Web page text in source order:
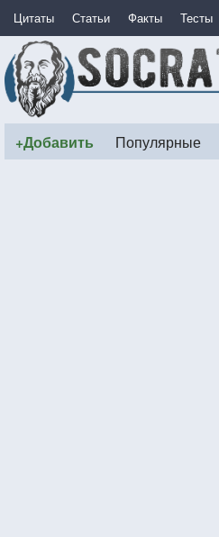
Цитаты Статьи Факты Тесты
+Добавить Популярные